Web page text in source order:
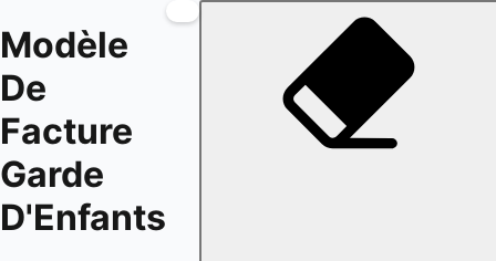
Modèle
De
Facture
Garde
D'Enfants